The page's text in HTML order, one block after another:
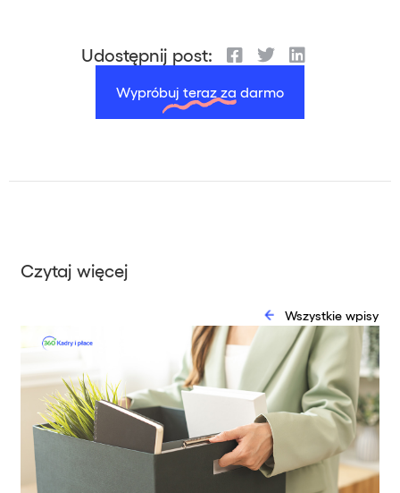
Udostępnij post:
Wypróbuj teraz za darmo
Czytaj więcej
Wszystkie wpisy